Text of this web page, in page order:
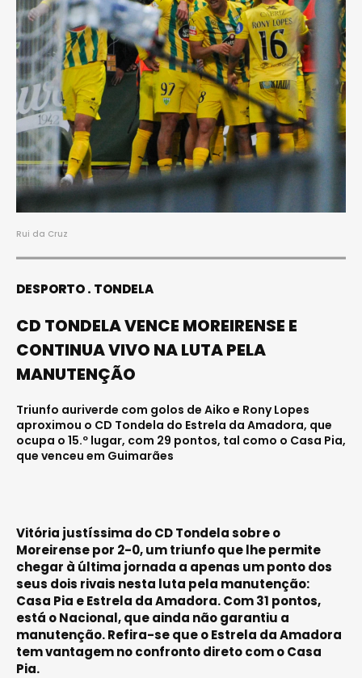
Rui da Cruz
DESPORTO TONDELA
CD TONDELA VENCE MOREIRENSE E
CONTINUA VIVO NA LUTA PELA
MANUTENÇÃO
Triunfo auriverde com golos de Aiko e Rony Lopes
aproximou o CD Tondela do Estrela da Amadora, que
ocupa o 15.º lugar, com 29 pontos, tal como o Casa Pia,
que venceu em Guimarães
Vitória justíssima do CD Tondela sobre o
Moreirense por 2-0, um triunfo que lhe permite
chegar à última jornada a apenas um ponto dos
seus dois rivais nesta luta pela manutenção:
Casa Pia e Estrela da Amadora. Com 31 pontos,
está o Nacional, que ainda não garantiu a
manutenção. Refira-se que o Estrela da Amadora
tem vantagem no confronto direto com o Casa
Pia.